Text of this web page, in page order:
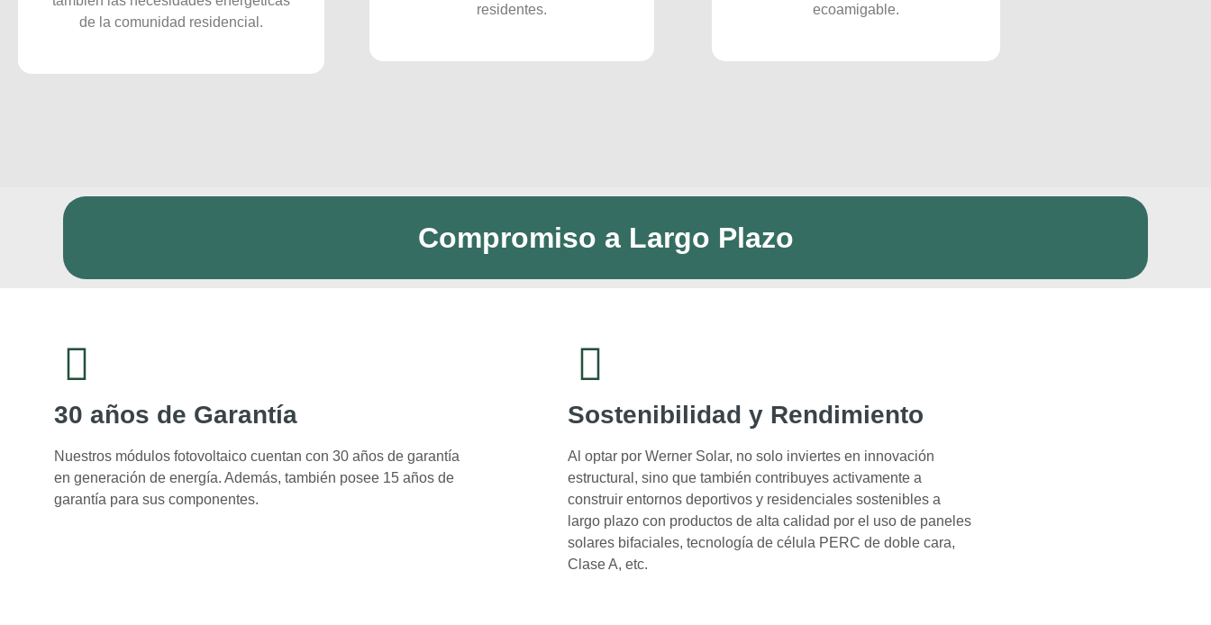
de la comunidad residencial.
residentes.
ecoamigable.
Compromiso a Largo Plazo
30 años de Garantía
Nuestros módulos fotovoltaico cuentan con 30 años de garantía
en generación de energía. Además, también posee 15 años de
garantía para sus componentes.
Sostenibilidad y Rendimiento
Al optar por Werner Solar, no solo inviertes en innovación
estructural, sino que también contribuyes activamente a
construir entornos deportivos y residenciales sostenibles a
largo plazo con productos de alta calidad por el uso de paneles
solares bifaciales, tecnología de célula PERC de doble cara,
Clase A, etc.